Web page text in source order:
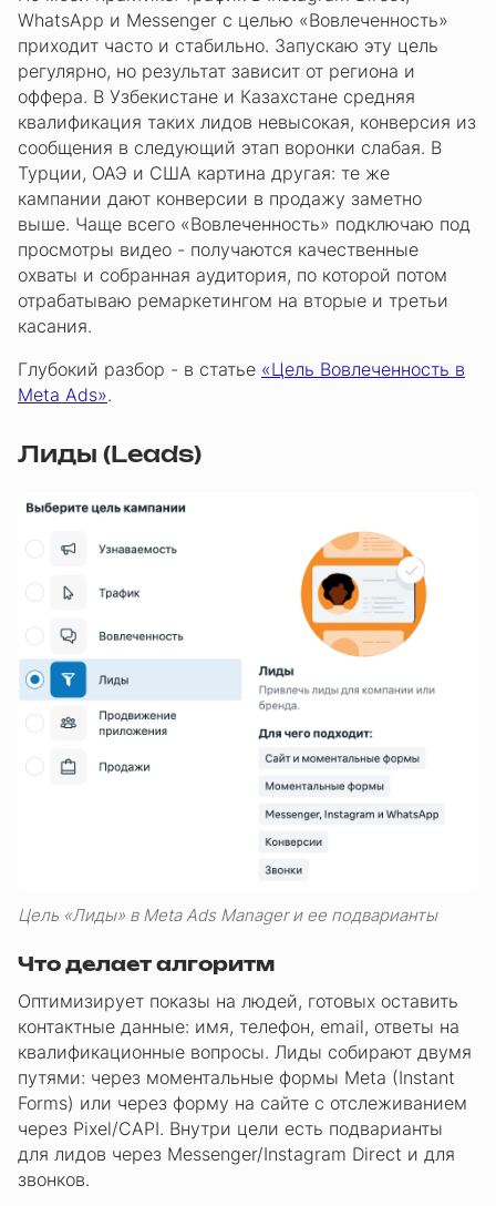
WhatsApp и Messenger с целью «Вовлеченность»
приходит часто и стабильно. Запускаю эту цель
регулярно, но результат зависит от региона и
оффера. В Узбекистане и Казахстане средняя
квалификация таких лидов невысокая, конверсия из
сообщения в следующий этап воронки слабая. В
Турции, ОАЭ и США картина другая: те же
кампании дают конверсии в продажу заметно
выше. Чаще всего «Вовлеченность» подключаю под
просмотры видео - получаются качественные
охваты и собранная аудитория, по которой потом
отрабатываю ремаркетингом на вторые и третьи
касания.
Глубокий разбор - в статье «Цель Вовлеченность в
Meta Ads».
Лиды (Leads)
Цель «Лиды» в Meta Ads Manager и ее подварианты
Что делает алгоритм
Оптимизирует показы на людей, готовых оставить
контактные данные: имя, телефон, email, ответы на
квалификационные вопросы. Лиды собирают двумя
путями: через моментальные формы Meta (Instant
Forms) или через форму на сайте с отслеживанием
через Pixel/CAPI. Внутри цели есть подварианты
для лидов через Messenger/Instagram Direct и для
звонков.